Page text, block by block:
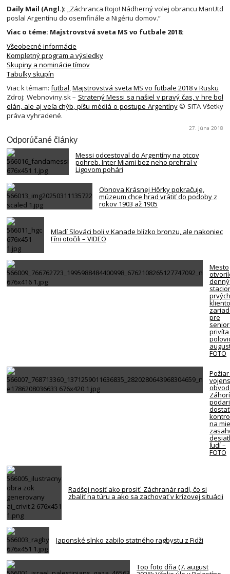
Daily Mail (Angl.): „Záchranca Rojo! Nádherný volej obrancu ManUtd
poslal Argentínu do osemfinále a Nigériu domov.“
Viac o téme: Majstrovstvá sveta MS vo futbale 2018:
Všeobecné informácie
Kompletný program a výsledky
Skupiny a nominácie tímov
Tabuľky skupín
Viac k témam: futbal,Majstrovstvá sveta MS vo futbale 2018 v Rusku
Zdroj: Webnoviny.sk – Stratený Messi sa našiel v pravý čas, v hre bol
elán, ale aj veľa chýb, píšu médiá o postupe Argentíny© SITA Všetky
práva vyhradené.
27. júna 2018
Odporúčané články
Messi odcestoval do Argentíny na otcov
pohreb. Inter Miami bez neho prehral v
Ligovom pohári
Obnova Krásnej Hôrky pokračuje,
múzeum chce hrad vrátiť do podoby z
rokov 1903 až 1905
Mladí Slováci boli v Kanade blízko bronzu, ale nakoniec
Fíni otočili – VIDEO
Mesto
denný
prvých
pre
FOTO
na
ľudí –
FOTO
Radšej nosiť ako prosiť. Záchranár radí, čo si
zbaliť na túru a ako sa zachovať v krízovej situácii
Japonské slnko zabilo statného ragbystu z Fidži
Top foto dňa (7. august